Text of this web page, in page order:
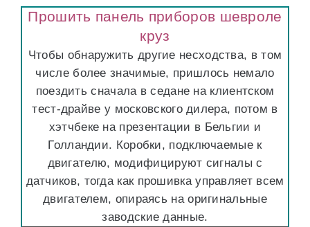
Прошить панель приборов шевроле
круз
Чтобы обнаружить другие несходства, в том
числе более значимые, пришлось немало
поездить сначала в седане на клиентском
тест-драйве у московского дилера, потом в
хэтчбеке на презентации в Бельгии и
Голландии. Коробки, подключаемые к
двигателю, модифицируют сигналы с
датчиков, тогда как прошивка управляет всем
двигателем, опираясь на оригинальные
заводские данные.